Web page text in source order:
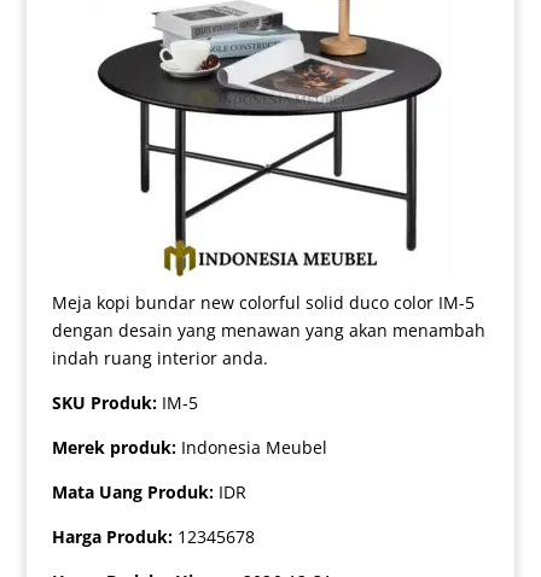
Meja kopi bundar new colorful solid duco color IM-5
dengan desain yang menawan yang akan menambah
indah ruang interior anda.
SKU Produk: IM-5
Merek produk: Indonesia Meubel
Mata Uang Produk: IDR
Harga Produk: 12345678